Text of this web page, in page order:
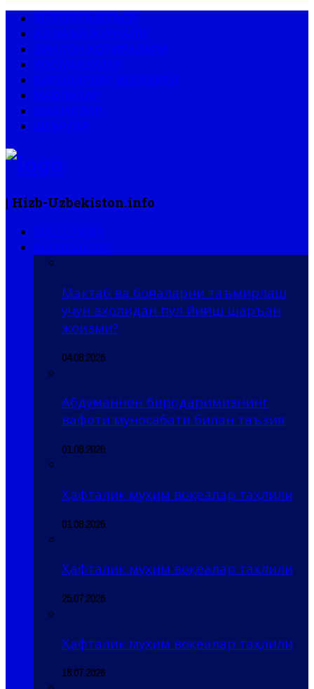
| Hizb-Uzbekiston.info
Мактаб ва боғчаларни таъмирлаш
учун аҳолидан пул йиғиш шаръан
жоизми?
04.08.2026
Абдуманнон биродаримизнинг
вафоти муносабати билан таъзия
01.08.2026
Ҳафталик муҳим воқеалар таҳлили
01.08.2026
Ҳафталик муҳим воқеалар таҳлили
25.07.2026
Ҳафталик муҳим воқеалар таҳлили
18.07.2026